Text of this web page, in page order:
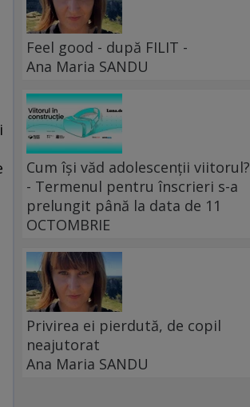
Feel good - după FILIT -
Ana Maria SANDU
Cum își văd adolescenții viitorul?
- Termenul pentru înscrieri s-a
prelungit până la data de 11
OCTOMBRIE
Privirea ei pierdută, de copil
neajutorat
Ana Maria SANDU